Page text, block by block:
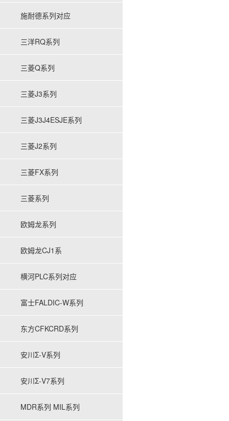
施耐德系列对应
三洋RQ系列
三菱Q系列
三菱J3系列
三菱J3J4ESJE系列
三菱J2系列
三菱FX系列
三菱系列
欧姆龙系列
欧姆龙CJ1系
横河PLC系列对应
富士FALDIC-W系列
东方CFKCRD系列
安川Σ-V系列
安川Σ-V7系列
MDR系列 MIL系列